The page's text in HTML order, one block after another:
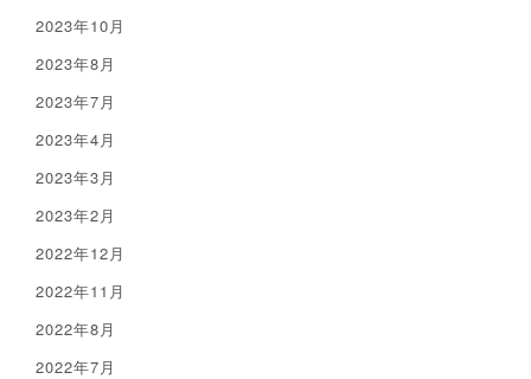
2023年10月
2023年8月
2023年7月
2023年4月
2023年3月
2023年2月
2022年12月
2022年11月
2022年8月
2022年7月